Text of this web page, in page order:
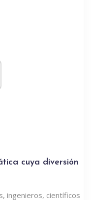
cuya diversión
ingenieros, científicos